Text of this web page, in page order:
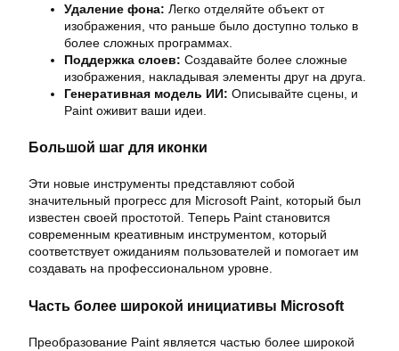
Удаление фона: Легко отделяйте объект от
изображения, что раньше было доступно только в
более сложных программах.
Поддержка слоев: Создавайте более сложные
изображения, накладывая элементы друг на друга.
Генеративная модель ИИ: Описывайте сцены, и
Paint оживит ваши идеи.
Большой шаг для иконки
Эти новые инструменты представляют собой
значительный прогресс для Microsoft Paint, который был
известен своей простотой. Теперь Paint становится
современным креативным инструментом, который
соответствует ожиданиям пользователей и помогает им
создавать на профессиональном уровне.
Часть более широкой инициативы Microsoft
Преобразование Paint является частью более широкой